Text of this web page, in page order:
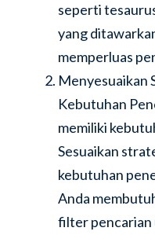
seperti
yang
memperluas
Menyesuaikan
Kebutuhan
memiliki
Sesuaikan
kebutuhan
Anda
filter pencarian